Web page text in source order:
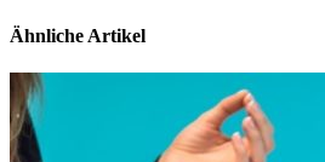
Ähnliche Artikel